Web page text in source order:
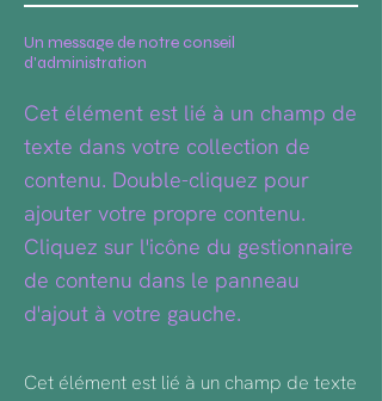
Un message de notre conseil
d'administration
Cet élément est lié à un champ de
texte dans votre collection de
contenu. Double-cliquez pour
ajouter votre propre contenu.
Cliquez sur l'icône du gestionnaire
de contenu dans le panneau
d'ajout à votre gauche.
Cet élément est lié à un champ de texte